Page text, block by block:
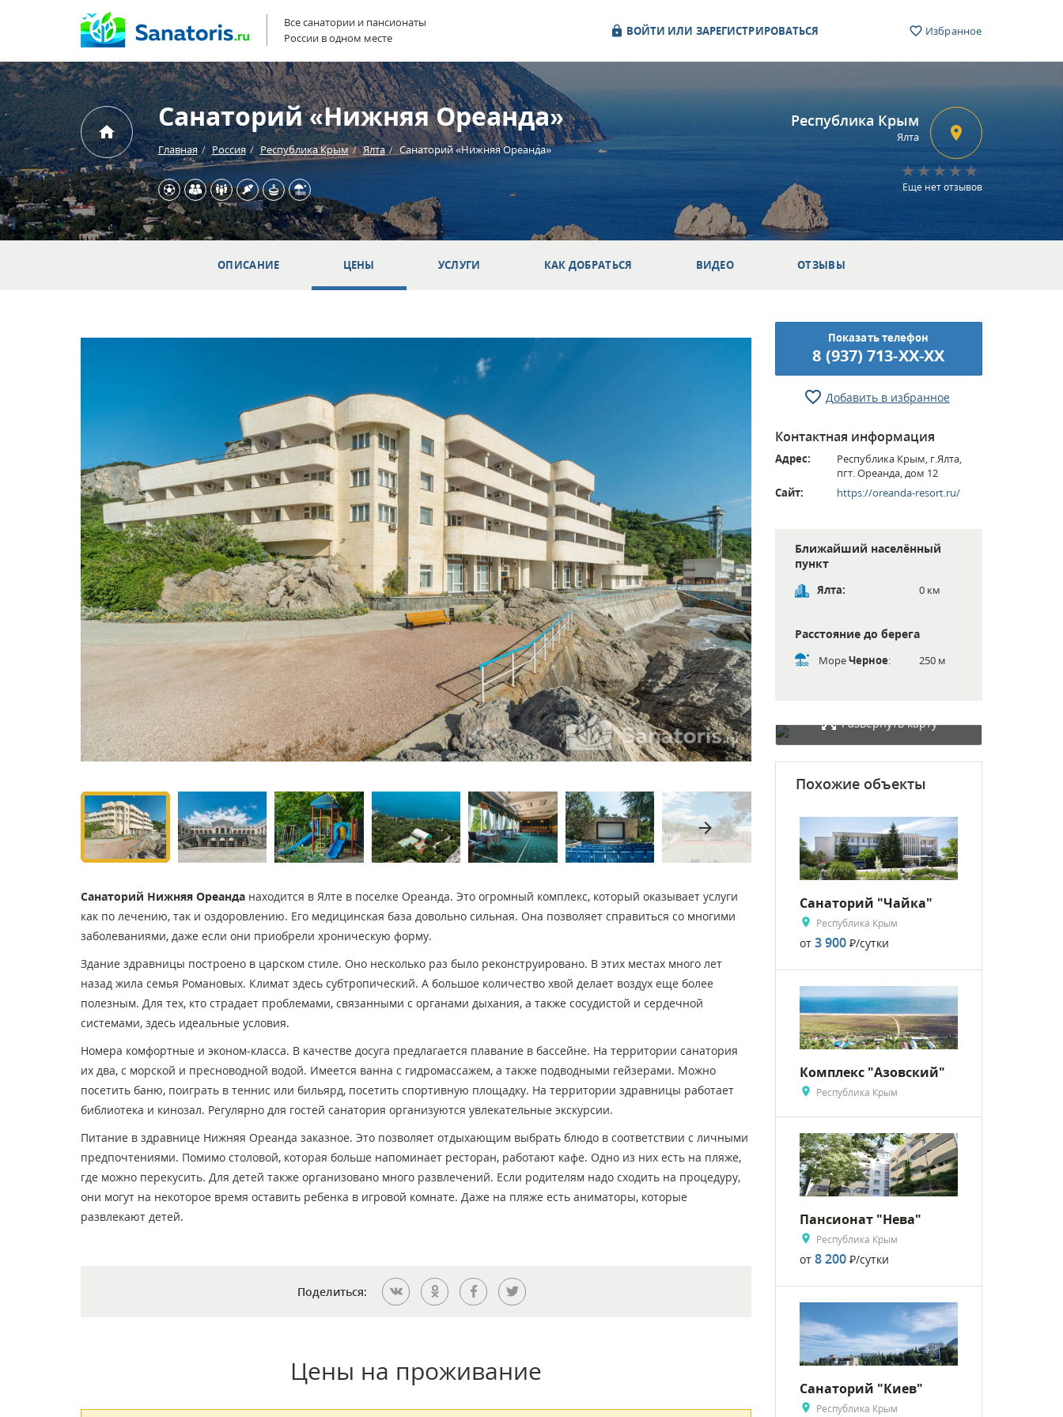
Все санатории и пансионаты
России в одном месте
ВОЙТИ ИЛИ ЗАРЕГИСТРИРОВАТЬСЯ Избранное
Санаторий «Нижняя Ореанда»
Главная Россия Республика Крым Ялта Санаторий «Нижняя Ореанда»
Республика Крым
Ялта
Еще нет отзывов
ОПИСАНИЕ ЦЕНЫ УСЛУГИ КАК ДОБРАТЬСЯ ВИДЕО ОТЗЫВЫ
arrow_forward
Санаторий Нижняя Ореанда находится в Ялте в поселке Ореанда. Это огромный комплекс, который оказывает услуги
как по лечению, так и оздоровлению. Его медицинская база довольно сильная. Она позволяет справиться со многими
заболеваниями, даже если они приобрели хроническую форму.
Здание здравницы построено в царском стиле. Оно несколько раз было реконструировано. В этих местах много лет
назад жила семья Романовых. Климат здесь субтропический. А большое количество хвой делает воздух еще более
полезным. Для тех, кто страдает проблемами, связанными с органами дыхания, а также сосудистой и сердечной
системами, здесь идеальные условия.
Номера комфортные и эконом-класса. В качестве досуга предлагается плавание в бассейне. На территории санатория
их два, с морской и пресноводной водой. Имеется ванна с гидромассажем, а также подводными гейзерами. Можно
посетить баню, поиграть в теннис или бильярд, посетить спортивную площадку. На территории здравницы работает
библиотека и кинозал. Регулярно для гостей санатория организуются увлекательные экскурсии.
Питание в здравнице Нижняя Ореанда заказное. Это позволяет отдыхающим выбрать блюдо в соответствии с личными
предпочтениями. Помимо столовой, которая больше напоминает ресторан, работают кафе. Одно из них есть на пляже,
где можно перекусить. Для детей также организовано много развлечений. Если родителям надо сходить на процедуру,
они могут на некоторое время оставить ребенка в игровой комнате. Даже на пляже есть аниматоры, которые
развлекают детей.
Поделиться:
Цены на проживание
Показать телефон
8 (937) 713-XX-XX
Добавить в избранное
Контактная информация
Адрес:
Республика Крым, г.Ялта,
пгт. Ореанда, дом 12
Сайт:
https://oreanda-resort.ru/
Ближайший населённый
пункт
Ялта: 0 км
Расстояние до берега
МореЧерное: 250 м
Развернуть карту
Похожие объекты
Санаторий "Чайка"
Республика Крым
от 3 900 Р/сутки
Комплекс "Азовский"
Республика Крым
Пансионат "Нева"
Республика Крым
от 8 200 Р/сутки
Санаторий "Киев"
Республика Крым